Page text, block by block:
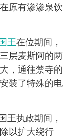
原有渗渗泉饮
王在位期间，
层麦斯阿的两
，通往禁寺的
装了特殊的电
国王执政期间，
以扩大绕行